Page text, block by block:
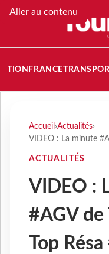
Aller au contenu
FRANCE
Accueil ›Actualités›
VIDEO : La minute
ACTUALITÉS
VIDEO :
#AGV de
Top Résa